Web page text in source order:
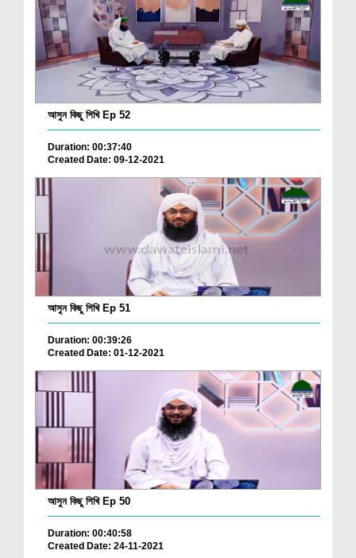
আসুন কিছু শিখি Ep 52
Duration: 00:37:40
Created Date: 09-12-2021
আসুন কিছু শিখি Ep 51
Duration: 00:39:26
Created Date: 01-12-2021
আসুন কিছু শিখি Ep 50
Duration: 00:40:58
Created Date: 24-11-2021